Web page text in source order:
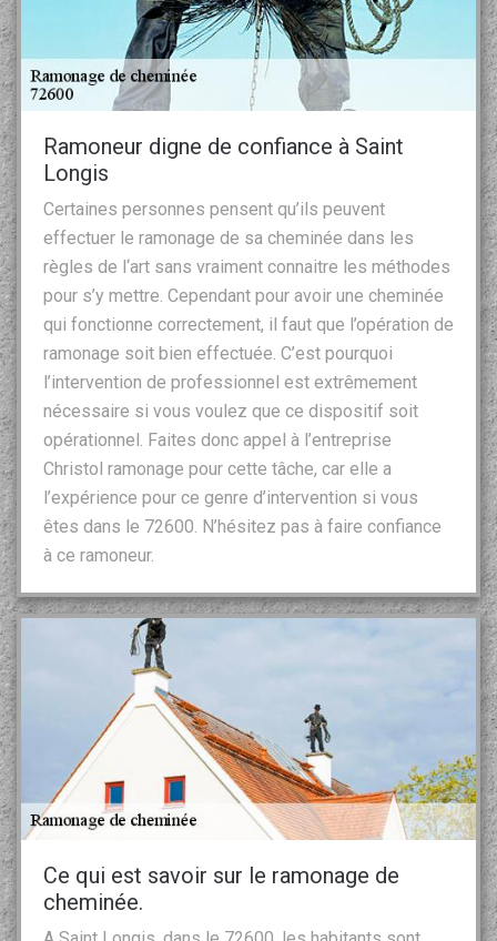
Ramoneur digne de confiance à Saint
Longis
Certaines personnes pensent qu’ils peuvent
effectuer le ramonage de sa cheminée dans les
règles de l‘art sans vraiment connaitre les méthodes
pour s’y mettre. Cependant pour avoir une cheminée
qui fonctionne correctement, il faut que l’opération de
ramonage soit bien effectuée. C’est pourquoi
l’intervention de professionnel est extrêmement
nécessaire si vous voulez que ce dispositif soit
opérationnel. Faites donc appel à l’entreprise
Christol ramonage pour cette tâche, car elle a
l’expérience pour ce genre d’intervention si vous
êtes dans le 72600. N’hésitez pas à faire confiance
à ce ramoneur.
Ce qui est savoir sur le ramonage de
cheminée.